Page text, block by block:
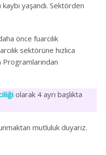
yaşandı. Sektörden
önce fuarcılık
sektörüne hızlıca
Programlarından
olarak 4 ayrı başlıkta
mutluluk duyarız.